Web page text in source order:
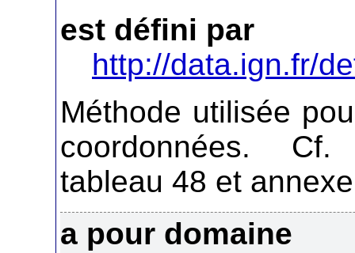
est défini par
http://data.ign.fr/
Méthode utilisée
coordonnées. Cf.
tableau 48 et
a pour domaine